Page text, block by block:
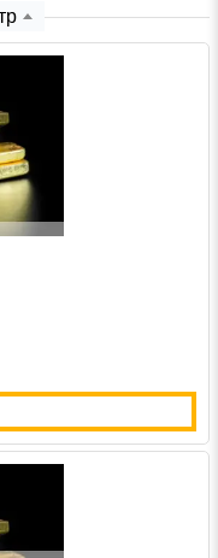
данных в
закона от 27
данных», а
рассылку по
СМС